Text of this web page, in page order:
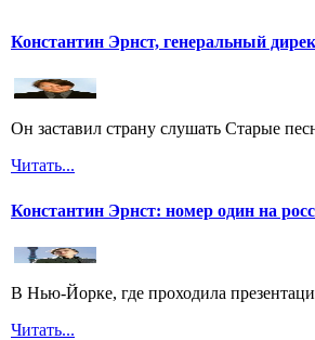
Константин Эрнст, генеральный
Он заставил страну слушать Старые
Читать...
Константин Эрнст: номер один на
В Нью-Йорке, где проходила
Читать...